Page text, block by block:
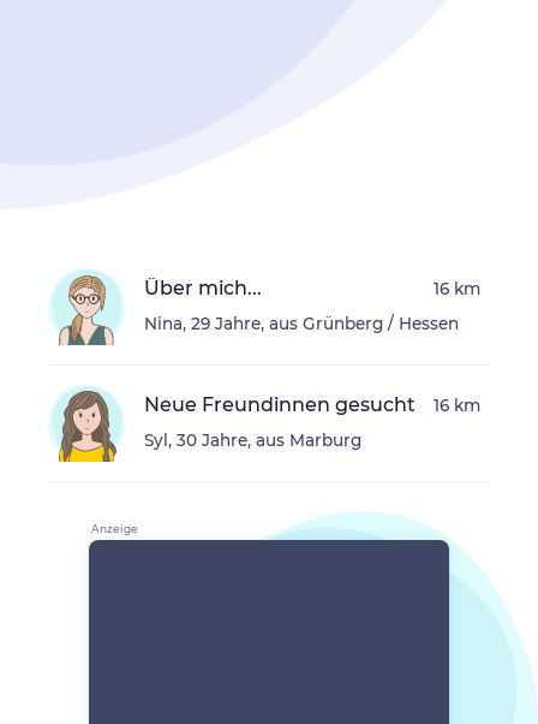
Über mich...
Nina, 29 Jahre, aus Grünberg / Hessen
16 km
Neue Freundinnen gesucht
Syl, 30 Jahre, aus Marburg
16 km